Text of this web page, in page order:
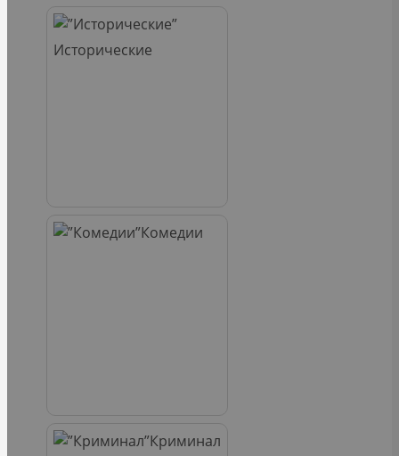
Исторические
Комедии
Криминал